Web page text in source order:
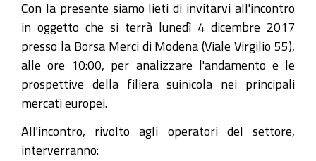
e
prospettive
del
mercato
suinicolo
europeo"
2026-
08-
Con la presente siamo lieti di invitarvi all'incontro
in oggetto che si terrà lunedì 4 dicembre 2017
presso la Borsa Merci di Modena (Viale Virgilio 55),
alle ore 10:00, per analizzare l'andamento e le
prospettive della filiera suinicola nei principali
mercati europei.
All'incontro, rivolto agli operatori del settore,
interverranno: